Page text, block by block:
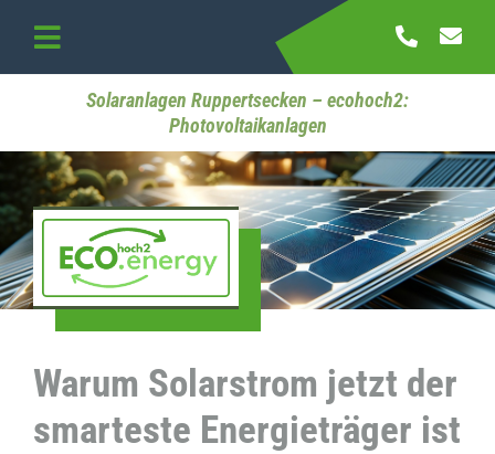
content
Toggle
Navigation
Startseite
Referenzen
Kontakt
Solaranlagen Ruppertsecken – ecohoch2:
Photovoltaikanlagen
Warum Solarstrom jetzt der
smarteste Energieträger ist